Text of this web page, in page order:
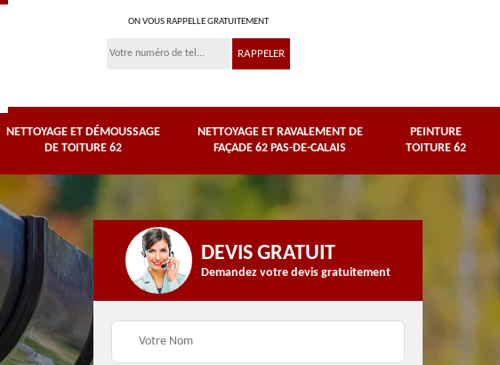
ON VOUS RAPPELLE GRATUITEMENT
NETTOYAGE ET DÉMOUSSAGE
DE TOITURE 62
NETTOYAGE ET RAVALEMENT DE
FAÇADE 62 PAS-DE-CALAIS
PEINTURE
TOITURE 62
Nettoyage et
démoussage de
toiture 62
62 Pas-de-Calais
DEVIS GRATUIT
Demandez votre devis gratuitement